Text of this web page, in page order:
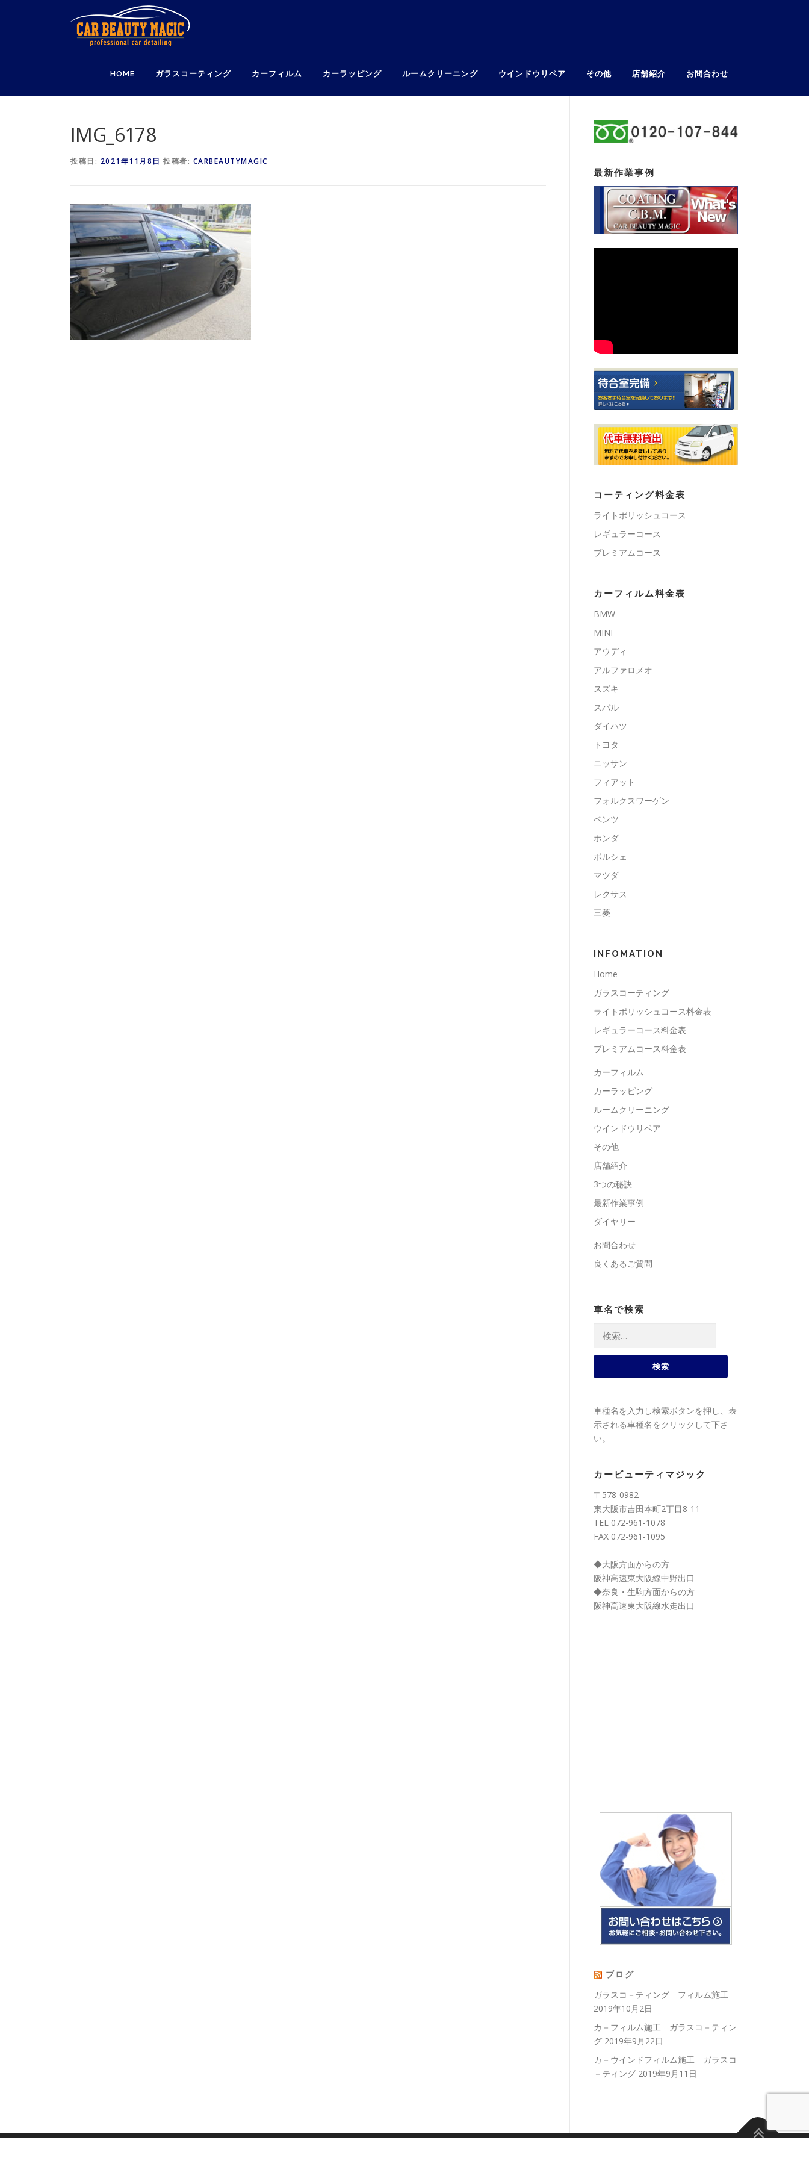
HOME ガラスコーティング カーフィルム カーラッピング ルームクリーニング ウインドウリペア その他 店舗紹介 お問合わせ
IMG_6178
投稿日: 2021年11月8日 投稿者: CARBEAUTYMAGIC
最新作業事例
コーティング料金表
ライトポリッシュコース
レギュラーコース
プレミアムコース
カーフィルム料金表
BMW
MINI
アウディ
アルファロメオ
スズキ
スバル
ダイハツ
トヨタ
ニッサン
フィアット
フォルクスワーゲン
ベンツ
ホンダ
ポルシェ
マツダ
レクサス
三菱
INFOMATION
Home
ガラスコーティング
ライトポリッシュコース料金表
レギュラーコース料金表
プレミアムコース料金表
カーフィルム
カーラッピング
ルームクリーニング
ウインドウリペア
その他
店舗紹介
3つの秘訣
最新作業事例
ダイヤリー
お問合わせ
良くあるご質問
車名で検索
車種名を入力し検索ボタンを押し、表
示される車種名をクリックして下さ
い。
カービューティマジック
〒578-0982
東大阪市吉田本町2丁目8-11
TEL 072-961-1078
FAX 072-961-1095
◆大阪方面からの方
阪神高速東大阪線中野出口
◆奈良・生駒方面からの方
阪神高速東大阪線水走出口
ブログ
ガラスコ－ティング フィルム施工
2019年10月2日
カ－フィルム施工 ガラスコ－ティン
グ 2019年9月22日
カ－ウインドフィルム施工 ガラスコ
－ティング 2019年9月11日